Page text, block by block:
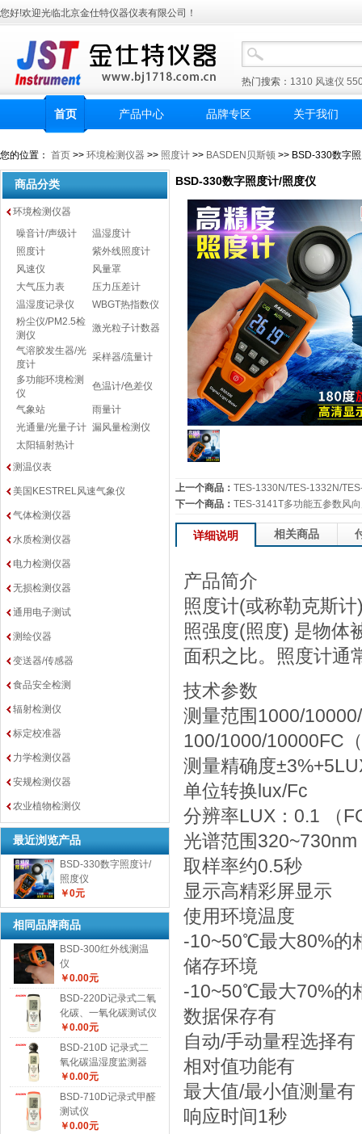
您好!欢迎光临北京金仕特仪器仪表有限公司！
热门搜索： 1310 风速仪
首页 产品中心 品牌专区 关于我们
您的位置： 首页 >> 环境检测仪器 >> 照度计 >> BASDEN贝斯顿 >> BSD-330数字
商品分类
环境检测仪器
噪音计/声级计
温湿度计
照度计
紫外线照度计
风速仪
风量罩
大气压力表
压力压差计
温湿度记录仪
WBGT热指数仪
粉尘仪/PM2.5检
测仪
激光粒子计数器
气溶胶发生器/光
度计
采样器/流量计
多功能环境检测
仪
色温计/色差仪
气象站
雨量计
光通量/光量子计 漏风量检测仪
太阳辐射热计
测温仪表
美国KESTREL风速气象仪
气体检测仪器
水质检测仪器
电力检测仪器
无损检测仪器
通用电子测试
测绘仪器
变送器/传感器
食品安全检测
辐射检测仪
标定校准器
力学检测仪器
安规检测仪器
农业植物检测仪
最近浏览产品
BSD-330数字照度计/
照度仪
￥0元
相同品牌商品
BSD-300红外线测温
仪
￥0.00元
BSD-220D记录式二氧
化碳、一氧化碳测试仪
￥0.00元
BSD-210D 记录式二
氧化碳温湿度监测器
￥0.00元
BSD-710D记录式甲醛
测试仪
￥0.00元
BSD-330数字照度计/照度仪
上一个商品： TES-1330N/TES-1332N/
下一个商品： TES-3141T多功能五参数风
详细说明 相关商品
产品简介
照度计(或称勒克斯
照强度(照度) 是物体
面积之比。照度计通
技术参数
测量范围1000/
100/1000/10000FC
测量精确度
单位转换lux/Fc
分辨率LUX：0.1 （
光谱范围320~730nm
取样率约0.5秒
显示高精彩屏显示
使用环境温度
-10~50℃最大80%的
储存环境
-10~50℃最大70%的
数据保存有
自动/手动量程选择有
相对值功能有
最大值/最小值测量有
响应时间1秒